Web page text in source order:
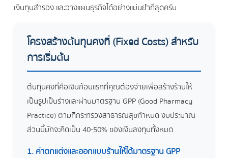
เงินทุนสำรอง และวางแผนธุรกิจได้อย่างแม่นยำที่สุดครับ
โครงสร้างต้นทุนคงที่ (Fixed Costs) สำหรับ
การเริ่มต้น
ต้นทุนคงที่คือเงินก้อนแรกที่คุณต้องจ่ายเพื่อสร้างร้านให้
เป็นรูปเป็นร่างและผ่านมาตรฐาน GPP (Good Pharmacy
Practice) ตามที่กระทรวงสาธารณสุขกำหนด งบประมาณ
ส่วนนี้มักจะคิดเป็น 40-50% ของเงินลงทุนทั้งหมด
1. ค่าตกแต่งและออกแบบร้านให้ได้มาตรฐาน GPP